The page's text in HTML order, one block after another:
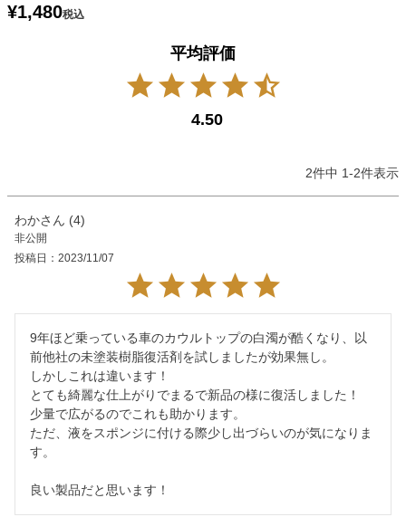
¥1,480税込
4.50
2件中 1-2件表示
わか 4
非公開
投稿日
2023/11/07
9年ほど乗っている車のカウルトップの白濁が酷くなり、以
前他社の未塗装樹脂復活剤を試しましたが効果無し。
しかしこれは違います！
とても綺麗な仕上がりでまるで新品の様に復活しました！
少量で広がるのでこれも助かります。
ただ、液をスポンジに付ける際少し出づらいのが気になりま
す。
良い製品だと思います！